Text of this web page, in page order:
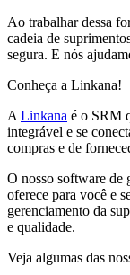
Ao trabalhar dessa
cadeia de
segura. E nós
Conheça a Linkana!
A Linkana é o SRM
integrável e se
compras e de
O nosso software de
oferece para você e
gerenciamento da
e qualidade.
Veja algumas das